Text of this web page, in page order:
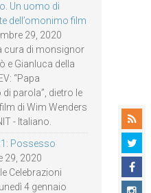
Un uomo di
dell’omonimo film
29, 2020
cura di monsignor
e Gianluca della
“Papa
parola”, dietro le
di Wim Wenders
- Italiano.
Possesso
29, 2020
Celebrazioni
4 gennaio